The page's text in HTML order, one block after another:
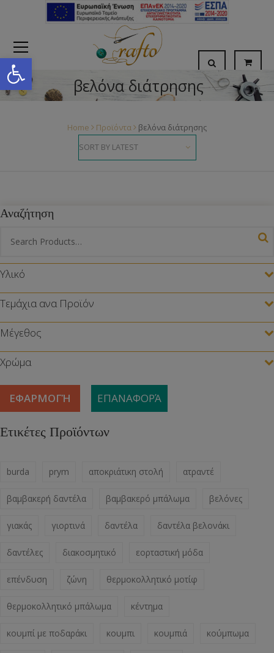
Open toolbar
βελόνα διάτρησης
Home Προϊόντα βελόνα διάτρησης
Αναζήτηση
Υλικό
Τεμάχια ανα Προϊόν
Μέγεθος
Χρώμα
ΕΦΑΡΜΟΓΉ ΕΠΑΝΑΦΟΡΆ
Ετικέτες Προϊόντων
burda prym αποκριάτικη στολή ατραντέ
βαμβακερή δαντέλα βαμβακερό μπάλωμα βελόνες
γιακάς γιορτινά δαντέλα δαντέλα βελονάκι
δαντέλες διακοσμητικό εορταστική μόδα
επένδυση ζώνη θερμοκολλητικό μοτίφ
θερμοκολλητικό μπάλωμα κέντημα
κουμπί με ποδαράκι κουμπι κουμπιά κούμπωμα